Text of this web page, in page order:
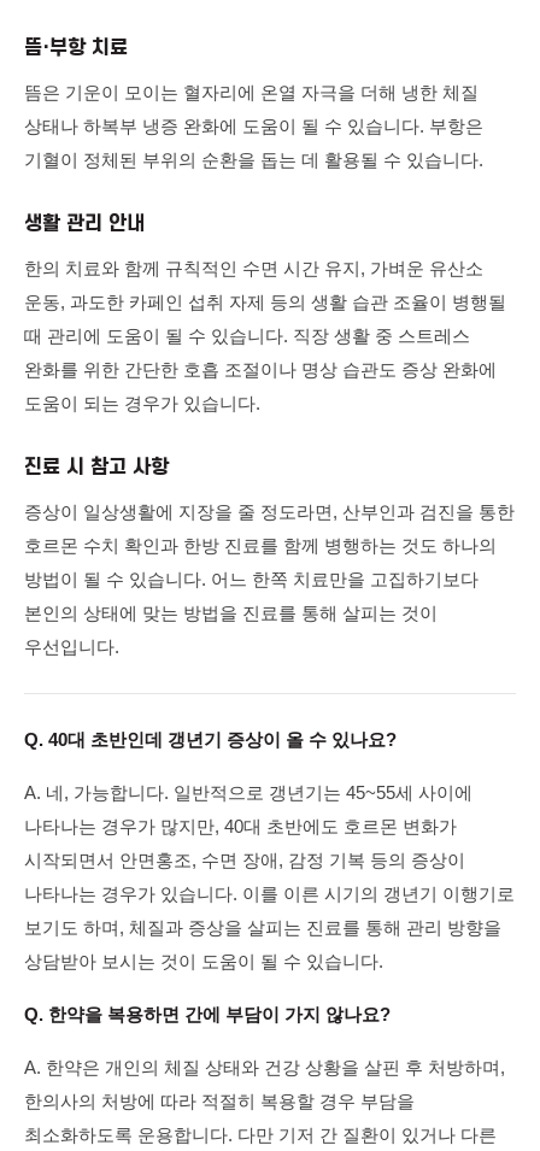
뜸·부항 치료
뜸은 기운이 모이는 혈자리에 온열 자극을 더해 냉한 체질
상태나 하복부 냉증 완화에 도움이 될 수 있습니다. 부항은
기혈이 정체된 부위의 순환을 돕는 데 활용될 수 있습니다.
생활 관리 안내
한의 치료와 함께 규칙적인 수면 시간 유지, 가벼운 유산소
운동, 과도한 카페인 섭취 자제 등의 생활 습관 조율이 병행될
때 관리에 도움이 될 수 있습니다. 직장 생활 중 스트레스
완화를 위한 간단한 호흡 조절이나 명상 습관도 증상 완화에
도움이 되는 경우가 있습니다.
진료 시 참고 사항
증상이 일상생활에 지장을 줄 정도라면, 산부인과 검진을 통한
호르몬 수치 확인과 한방 진료를 함께 병행하는 것도 하나의
방법이 될 수 있습니다. 어느 한쪽 치료만을 고집하기보다
본인의 상태에 맞는 방법을 진료를 통해 살피는 것이
우선입니다.
Q. 40대 초반인데 갱년기 증상이 올 수 있나요?
A. 네, 가능합니다. 일반적으로 갱년기는 45~55세 사이에
나타나는 경우가 많지만, 40대 초반에도 호르몬 변화가
시작되면서 안면홍조, 수면 장애, 감정 기복 등의 증상이
나타나는 경우가 있습니다. 이를 이른 시기의 갱년기 이행기로
보기도 하며, 체질과 증상을 살피는 진료를 통해 관리 방향을
상담받아 보시는 것이 도움이 될 수 있습니다.
Q. 한약을 복용하면 간에 부담이 가지 않나요?
A. 한약은 개인의 체질 상태와 건강 상황을 살핀 후 처방하며,
한의사의 처방에 따라 적절히 복용할 경우 부담을
최소화하도록 운용합니다. 다만 기저 간 질환이 있거나 다른